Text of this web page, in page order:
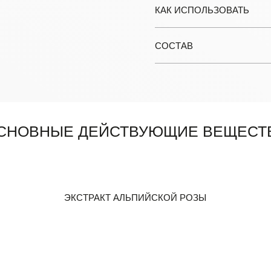
КАК ИСПОЛЬЗОВАТЬ
СОСТАВ
ДЕЙСТВУЮЩИЕ